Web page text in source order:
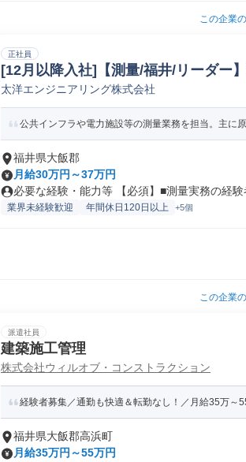
この企業
正社員
[12月以降入社]【測量/福井/リーダー
地質調査
太洋エンジニアリング株式会社
公共インフラや電力施設等の測量業務を担当。主に
福井県大飯郡
月給30万円～37万円
必要な経験・能力等 【必須】■測量実務の経験
業界未経験歓迎 年間休日120日以上 +5個
この企業
派遣社員
建築施工管理
株式会社ウィルオブ・コンストラクション
経験者募集／通勤も快適＆転勤なし！／月給35万～
福井県大飯郡高浜町
月給35万円～55万円